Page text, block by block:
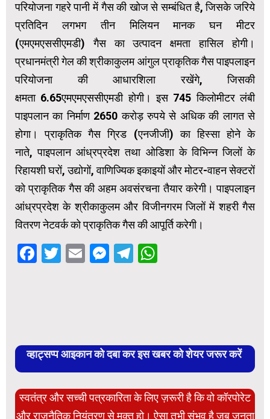
परियोजना गहरे पानी में गैस की खोज से सम्बंधित है, जिसके जरिये
प्रतिदिन लगभग तीन मिलियन मानक घन मीटर
(एमएमएससीएमडी) गैस का उत्पादन क्षमता हासिल होगी।
प्रधानमंत्री गेल की श्रीकाकुलम आंगुल प्राकृतिक गैस पाइपलाइन
परियोजना की आधारशिला रखेंगे, जिसकी
क्षमता 6.65एमएमएससीएमडी होगी। इस 745 किलोमीटर लंबी
पाइपलान का निर्माण 2650 करोड़ रुपये से अधिक की लागत से
होगा। प्राकृतिक गैस ग्रिड (एनजीजी) का हिस्सा होने के
नाते, पाइपलान आंध्रप्रदेश तथा ओडिशा के विभिन्न जिलों के
रिहायशी घरों, उद्योगों, वाणिज्यिक इकाइयों और मोटर-वाहन सेक्टरों
को प्राकृतिक गैस की अहम अवसंरचना तैयार करेगी। पाइपलाइन
आंध्रप्रदेश के श्रीकाकुलम और विजीनगरम जिलों में शहरी गैस
वितरण नेटवर्क को प्राकृतिक गैस की आपूर्ति करेगी।
Facebook
Twitter
EmailMessenger
Telegram
व्हाट्सप्प आइकान को दबा कर इस खबर को शेयर जरूर करें
स्वतंत्र और सच्ची पत्रकारिता के लिए ज़रूरी है कि वो कॉरपोरेट
और राजनैतिक नियंत्रण से मुक्त हो। ऐसा तभी संभव है जब जनता